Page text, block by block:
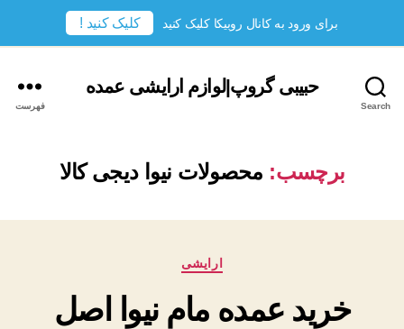
Search
حبیبی گروپ|لوازم ارایشی عمده
فهرست
برچسب: محصولات نیوا دیجی کالا
دسته‌ها
ارایشی
خرید عمده مام نیوا اصل
برای ورود به کانال روبیکا کلیک کنید کلیک کنید !